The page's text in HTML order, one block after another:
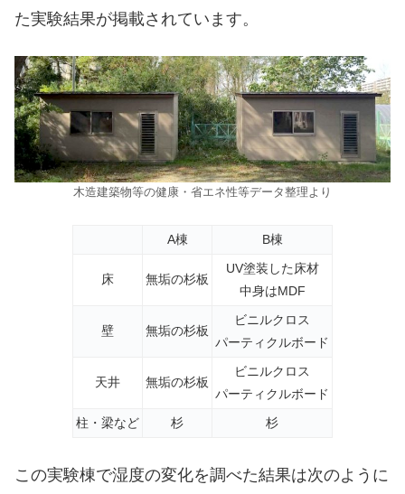
た実験結果が掲載されています。
木造建築物等の健康・省エネ性等データ整理より
A棟 B棟
床 無垢の杉板
UV塗装した床材
中身はMDF
壁 無垢の杉板
ビニルクロス
パーティクルボード
天井 無垢の杉板
ビニルクロス
パーティクルボード
柱・梁など
杉 杉
この実験棟で湿度の変化を調べた結果は次のように